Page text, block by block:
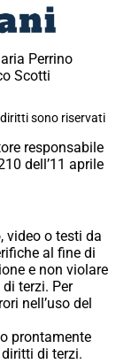
Perrino
Scotti
sono riservati
responsabile
dell’11 aprile
video o testi da
al fine di
e non violare
terzi. Per
nell’uso del
prontamente
di terzi.